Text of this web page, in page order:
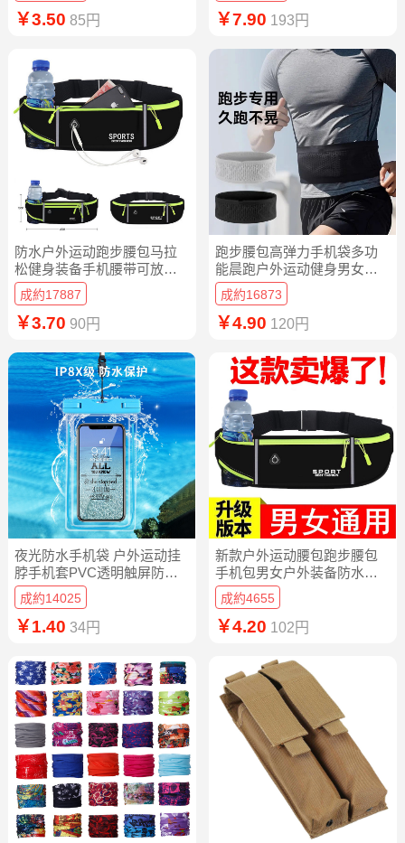
￥3.50 85円 ￥7.90 193円
防水户外运动跑步腰包马拉
松健身装备手机腰带可放置
水壶手机腰包
成約17887
￥3.70 90円
跑步腰包高弹力手机袋多功
能晨跑户外运动健身男女工
地马拉松腰带
成約16873
￥4.90 120円
夜光防水手机袋 户外运动挂
脖手机套PVC透明触屏防水
袋子厂家批发
成約14025
￥1.40 34円
新款户外运动腰包跑步腰包
手机包男女户外装备防水隐
形腰包
成約4655
￥4.20 102円